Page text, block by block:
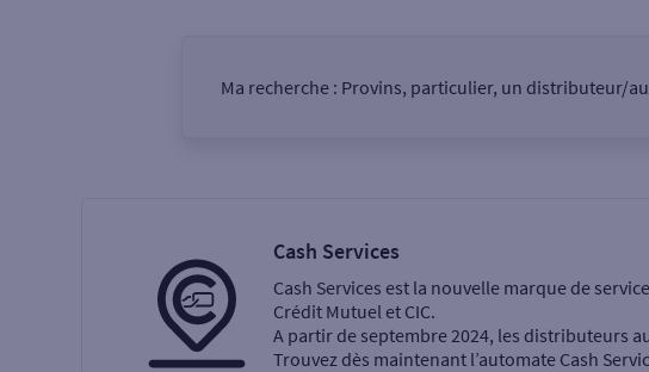
Ma recherche : Provins, particulier, un distributeur/
Ma recherche
Cash Services
Cash Services est la nouvelle marque de
Crédit Mutuel et CIC.
A partir de septembre 2024, les distributeurs
Trouvez dès maintenant l’automate Cash